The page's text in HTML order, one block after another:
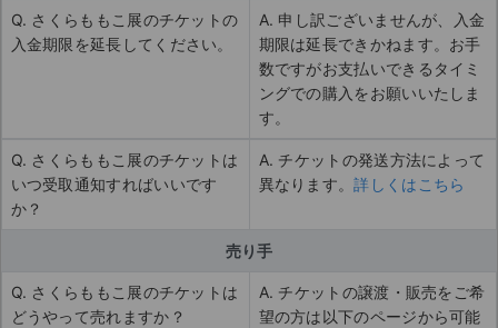
Q. さくらももこ展のチケットの
入金期限を延長してください。
A. 申し訳ございませんが、入金
期限は延長できかねます。お手
数ですがお支払いできるタイミ
ングでの購入をお願いいたしま
す。
Q. さくらももこ展のチケットは
いつ受取通知すればいいです
か？
A. チケットの発送方法によって
異なります。詳しくはこちら
売り手
Q. さくらももこ展のチケットは
どうやって売れますか？
A. チケットの譲渡・販売をご希
望の方は以下のページから可能